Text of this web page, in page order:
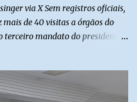
via X Sem registros oficiais,
de 40 visitas a órgãos do
mandato do presidente
Em duas oportunidades, a
e no gabinete do ministro do